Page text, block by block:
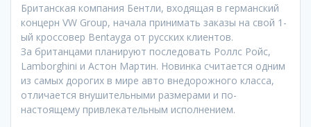
Британская компания Бентли, входящая в германский
концерн VW Group, начала принимать заказы на свой 1-
ый кроссовер Bentayga от русских клиентов.
За британцами планируют последовать Роллс Ройс,
Lamborghini и Астон Мартин. Новинка считается одним
из самых дорогих в мире авто внедорожного класса,
отличается внушительными размерами и по-
настоящему привлекательным исполнением.